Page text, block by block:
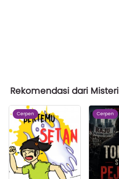
Rekomendasi dari Misteri
Cerpen Cerpen